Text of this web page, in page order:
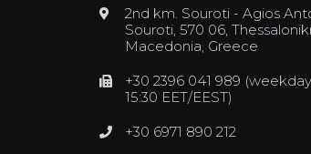
2nd km. Souroti - Agios
Souroti, 570 06,
Macedonia, Greece
+30 2396 041 989
15:30 EET/EEST)
+30 6971 890 212